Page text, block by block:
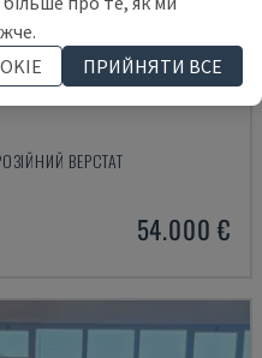
ВЕРСТАТ
54.000 €
ПРИЙНЯТИ ВСЕ